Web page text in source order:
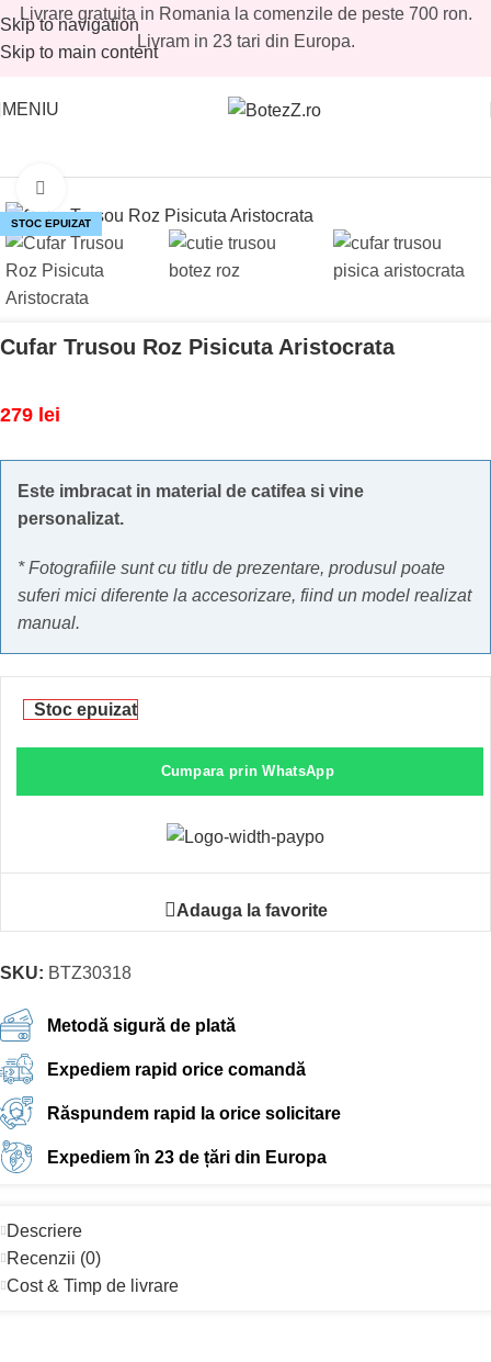
Skip to navigation
Skip to main content
Livrare gratuita in Romania la comenzile de peste 700 ron.
Livram in 23 tari din Europa.
MENIU
STOC EPUIZAT
Cufar Trusou Roz Pisicuta Aristocrata
279 lei
Este imbracat in material de catifea si vine
personalizat.
* Fotografiile sunt cu titlu de prezentare, produsul poate
suferi mici diferente la accesorizare, fiind un model realizat
manual.
Stoc epuizat
Cumpara prin WhatsApp
Adauga la favorite
SKU: BTZ30318
Metodă sigură de plată
Expediem rapid orice comandă
Răspundem rapid la orice solicitare
Expediem în 23 de țări din Europa
Descriere
Recenzii (0)
Cost & Timp de livrare